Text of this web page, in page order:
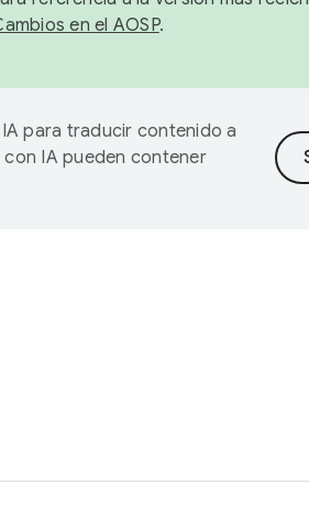
en el AOSP.
para traducir contenido a
IA pueden contener